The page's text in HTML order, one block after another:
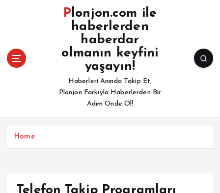
a
Plonjon.com ile
haberlerden
haberdar
olmanın keyfini
yaşayın!
Haberleri Anında Takip Et,
Plonjon Farkıyla Haberlerden Bir
Adım Önde Ol!
Home
Telefon Takip Programları